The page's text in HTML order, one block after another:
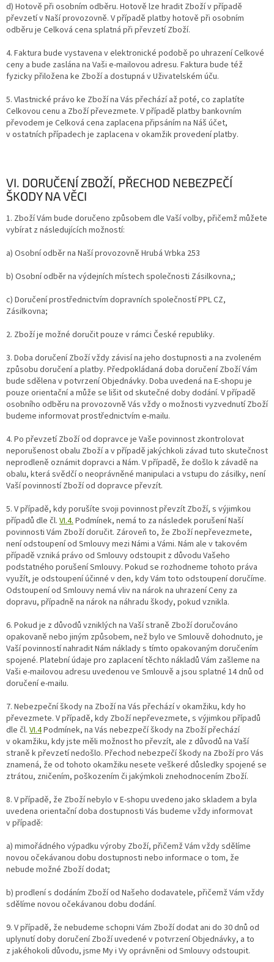
d) Hotově při osobním odběru. Hotově lze hradit Zboží v případě
převzetí v Naší provozovně. V případě platby hotově při osobním
odběru je Celková cena splatná při převzetí Zboží.
4. Faktura bude vystavena v elektronické podobě po uhrazení Celkové
ceny a bude zaslána na Vaši e-mailovou adresu. Faktura bude též
fyzicky přiložena ke Zboží a dostupná v Uživatelském úču.
5. Vlastnické právo ke Zboží na Vás přechází až poté, co zaplatíte
Celkovou cenu a Zboží převezmete. V případě platby bankovním
převodem je Celková cena zaplacena připsáním na Náš účet,
v ostatních případech je zaplacena v okamžik provedení platby.
VI. DORUČENÍ ZBOŽÍ, PŘECHOD NEBEZPEČÍ
ŠKODY NA VĚCI
1. Zboží Vám bude doručeno způsobem dle Vaší volby, přičemž můžete
vybírat z následujících možností:
a) Osobní odběr na Naší provozovně Hrubá Vrbka 253
b) Osobní odběr na výdejních místech společnosti Zásilkovna,;
c) Doručení prostřednictvím dopravních společností PPL CZ,
Zásilkovna;
2. Zboží je možné doručit pouze v rámci České republiky.
3. Doba doručení Zboží vždy závisí na jeho dostupnosti a na zvoleném
způsobu doručení a platby. Předpokládaná doba doručení Zboží Vám
bude sdělena v potvrzení Objednávky. Doba uvedená na E-shopu je
pouze orientační a může se lišit od skutečné doby dodání. V případě
osobního odběru na provozovně Vás vždy o možnosti vyzvednutí Zboží
budeme informovat prostřednictvím e-mailu.
4. Po převzetí Zboží od dopravce je Vaše povinnost zkontrolovat
neporušenost obalu Zboží a v případě jakýchkoli závad tuto skutečnost
neprodleně oznámit dopravci a Nám. V případě, že došlo k závadě na
obalu, která svědčí o neoprávněné manipulaci a vstupu do zásilky, není
Vaší povinností Zboží od dopravce převzít.
5. V případě, kdy porušíte svoji povinnost převzít Zboží, s výjimkou
případů dle čl. VI.4. Podmínek, nemá to za následek porušení Naší
povinnosti Vám Zboží doručit. Zároveň to, že Zboží nepřevezmete,
není odstoupení od Smlouvy mezi Námi a Vámi. Nám ale v takovém
případě vzniká právo od Smlouvy odstoupit z důvodu Vašeho
podstatného porušení Smlouvy. Pokud se rozhodneme tohoto práva
využít, je odstoupení účinné v den, kdy Vám toto odstoupení doručíme.
Odstoupení od Smlouvy nemá vliv na nárok na uhrazení Ceny za
dopravu, případně na nárok na náhradu škody, pokud vznikla.
6. Pokud je z důvodů vzniklých na Vaší straně Zboží doručováno
opakovaně nebo jiným způsobem, než bylo ve Smlouvě dohodnuto, je
Vaší povinností nahradit Nám náklady s tímto opakovaným doručením
spojené. Platební údaje pro zaplacení těchto nákladů Vám zašleme na
Vaši e-mailovou adresu uvedenou ve Smlouvě a jsou splatné 14 dnů od
doručení e-mailu.
7. Nebezpeční škody na Zboží na Vás přechází v okamžiku, kdy ho
převezmete. V případě, kdy Zboží nepřevezmete, s výjimkou případů
dle čl. VI.4Podmínek, na Vás nebezpečí škody na Zboží přechází
v okamžiku, kdy jste měli možnost ho převzít, ale z důvodů na Vaší
straně k převzetí nedošlo. Přechod nebezpečí škody na Zboží pro Vás
znamená, že od tohoto okamžiku nesete veškeré důsledky spojené se
ztrátou, zničením, poškozením či jakýmkoli znehodnocením Zboží.
8. V případě, že Zboží nebylo v E-shopu uvedeno jako skladem a byla
uvedena orientační doba dostupnosti Vás budeme vždy informovat
v případě:
a) mimořádného výpadku výroby Zboží, přičemž Vám vždy sdělíme
novou očekávanou dobu dostupnosti nebo informace o tom, že
nebude možné Zboží dodat;
b) prodlení s dodáním Zboží od Našeho dodavatele, přičemž Vám vždy
sdělíme novou očekávanou dobu dodání.
9. V případě, že nebudeme schopni Vám Zboží dodat ani do 30 dnů od
uplynutí doby doručení Zboží uvedené v potvrzení Objednávky, a to
z jakéhokoli důvodu, jsme My i Vy oprávněni od Smlouvy odstoupit.